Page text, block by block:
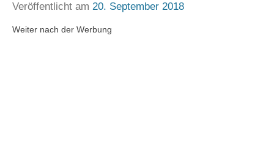
Veröffentlicht am 20. September 2018
Weiter nach der Werbung